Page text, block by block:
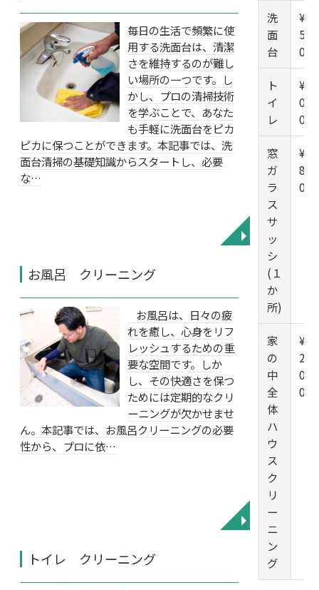
毎日の生活で頻繁に使
用する洗面台は、清潔
さを維持するのが難し
い場所の一つです。し
かし、プロの清掃技術
を学ぶことで、あなた
も手軽に洗面台をピカ
ピカに保つことができます。本記事では、洗
面台清掃の基礎知識からスタートし、必要
な…
◥
お風呂 クリーニング
お風呂は、日々の疲
れを癒し、心身をリフ
レッシュするための重
要な空間です。しか
し、その快適さを保つ
ためには定期的なクリ
ーニングが欠かせませ
ん。本記事では、お風呂クリーニングの必要
性から、プロに依…
◥
トイレ クリーニング
洗
面
台
¥6,
50
0
ト
イ
レ
¥6,
00
0
窓
ガ
ラ
ス
サ
ッ
シ
(１
か
所)
¥1,
80
0
家
の
中
全
体
ハ
ウ
ス
ク
リ
ー
ニ
ン
グ
¥1
20,
00
0